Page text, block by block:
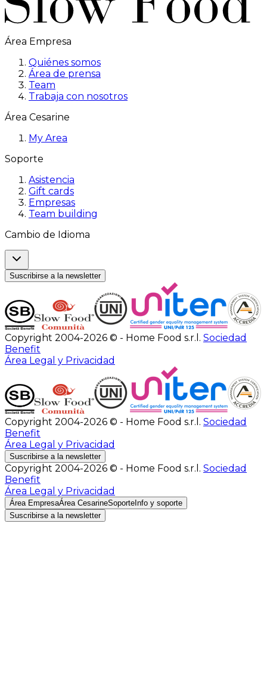
Área Empresa
Quiénes somos
Área de prensa
Team
Trabaja con nosotros
Área Cesarine
My Area
Soporte
Asistencia
Gift cards
Empresas
Team building
Cambio de Idioma
Suscribirse a la newsletter
Copyright 2004-2026 © - Home Food s.r.l. Sociedad
Benefit
Área Legal y Privacidad
Copyright 2004-2026 © - Home Food s.r.l. Sociedad
Benefit
Área Legal y Privacidad
Suscribirse a la newsletter
Copyright 2004-2026 © - Home Food s.r.l. Sociedad
Benefit
Área Legal y Privacidad
Área EmpresaÁrea CesarineSoporte Info y soporte
Suscribirse a la newsletter